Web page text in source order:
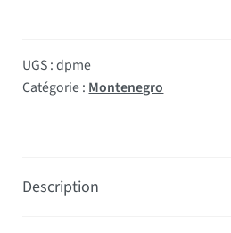
UGS :dpme
Catégorie : Montenegro
Description